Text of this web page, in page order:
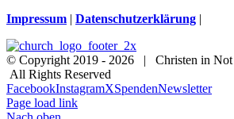
Impressum | Datenschutzerklärung |
© Copyright 2019 - 2026 | Christen in Not
All Rights Reserved
FacebookInstagramXSpendenNewsletter
Page load link